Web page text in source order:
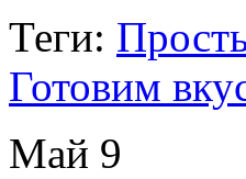
Теги:
Готовим
Май 9